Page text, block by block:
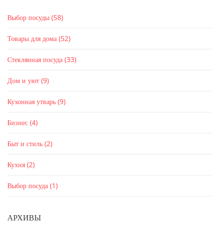
Выбор посуды (58)
Товары для дома (52)
Стеклянная посуда (33)
Дом и уют (9)
Кухонная утварь (9)
Бизнес (4)
Быт и стиль (2)
Кухня (2)
Выбор посуда (1)
АРХИВЫ